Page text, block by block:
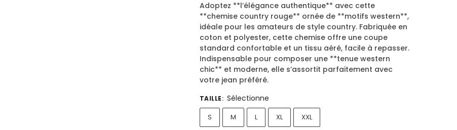
Adoptez **l’élégance authentique** avec cette
**chemise country rouge** ornée de **motifs western**,
idéale pour les amateurs de style country. Fabriquée en
coton et polyester, cette chemise offre une coupe
standard confortable et un tissu aéré, facile à repasser.
Indispensable pour composer une **tenue western
chic** et moderne, elle s’assortit parfaitement avec
votre jean préféré.
TAILLE: Sélectionne
S M L XL
XXL